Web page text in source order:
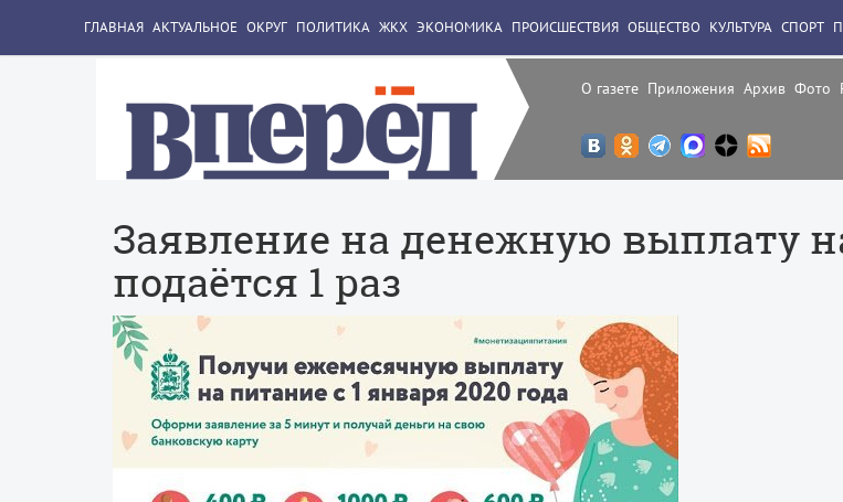
О газете Приложения Архив Фото
ГЛАВНАЯ АКТУАЛЬНОЕ ОКРУГ ПОЛИТИКА ЖКХ ЭКОНОМИКА ПРОИСШЕСТВИЯ ОБЩЕСТВО КУЛЬТУРА СПОРТ
Заявление на денежную выплату
подаётся 1 раз